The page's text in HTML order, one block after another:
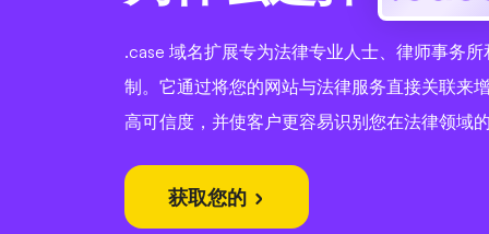
.case 域名扩展专为法律专业人士、律师事务
制。它通过将您的网站与法律服务直接关联来
高可信度，并使客户更容易识别您在法律领域
获取您的